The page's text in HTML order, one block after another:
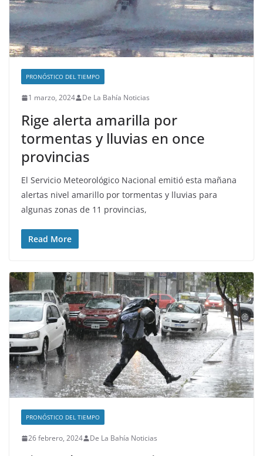
PRONÓSTICO DEL TIEMPO
1 marzo, 2024 De La Bahía Noticias
Rige alerta amarilla por
tormentas y lluvias en once
provincias
El Servicio Meteorológico Nacional emitió esta mañana
alertas nivel amarillo por tormentas y lluvias para
algunas zonas de 11 provincias,
Read More
PRONÓSTICO DEL TIEMPO
26 febrero, 2024 De La Bahía Noticias